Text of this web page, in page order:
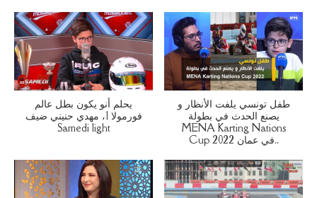
يحلم أنو يكون بطل عالم
فورمولا 1، مهدي حنيني ضيف
Samedi light
طفل تونسي يلفت الأنظار و
يصنع الحدث في بطولة
MENA Karting Nations
Cup 2022 في عمان..